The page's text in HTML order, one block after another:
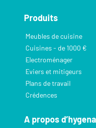
Produits
Meubles de cuisine
Cuisines - de 1000 €
Electroménager
Eviers et mitigeurs
Plans de travail
Crédences
A propos d’hygena